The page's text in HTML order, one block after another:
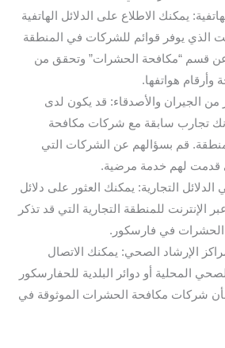
يمكنك الاطلاع على الدلائل الهاتفية
الذي يوفر قوائم للشركات في المنطقة
عن قسم “مكافحة الحشرات” وتحقق من
وأرقام هواتفها.
من الجيران والأصدقاء: قد يكون لدى
تجارب سابقة مع شركات مكافحة
قم بسؤالهم عن الشركات التي
قدمت لهم خدمة مرضية.
التجارية: يمكنك العثور على دلائل
الإنترنت للمنطقة التجارية التي قد تذكر
في فارسكور.
الإرشاد الصحي: يمكنك الاتصال
المحلية أو دوائر البلدية للحفارسكور
شركات مكافحة الحشرات الموثوقة في